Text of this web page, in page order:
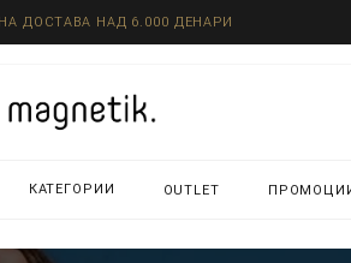
ДОСТАВА НАД 6.000 ДЕНАРИ
КАТЕГОРИИ OUTLET